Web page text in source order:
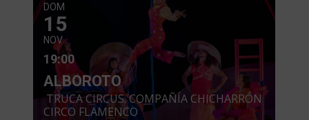
DOM
15
NOV
19:00
ALBOROTO
TRUCA CIRCUS. COMPAÑÍA CHICHARRÓN
CIRCO FLAMENCO